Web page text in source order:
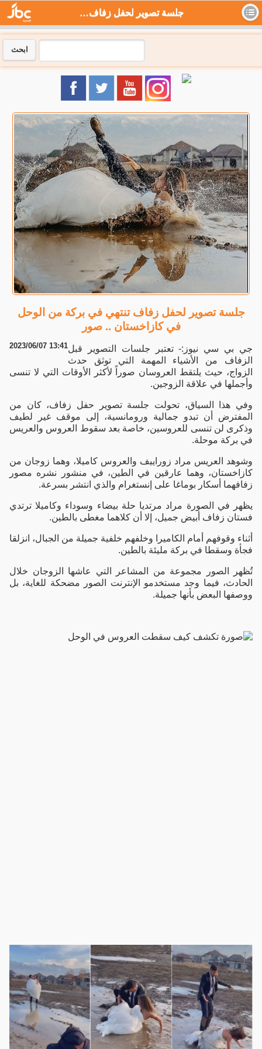
جلسة تصوير لحفل زفاف تنتهي في بركة من الوحل في كازاخستان .. صور - جي بي سي نيوز
ابحث
جلسة تصوير لحفل زفاف تنتهي في بركة من الوحل
في كازاخستان .. صور
2023/06/07 13:41جي بي سي نيوز:- تعتبر جلسات التصوير قبل
الزفاف من الأشياء المهمة التي توثق حدث
الزواج، حيث يلتقط العروسان صوراً لأكثر الأوقات التي لا تنسى
وأجملها في علاقة الزوجين.
وفي هذا السياق، تحولت جلسة تصوير حفل زفاف، كان من
المفترض أن تبدو جمالية ورومانسية، إلى موقف غير لطيف
وذكرى لن تنسى للعروسين، خاصة بعد سقوط العروس والعريس
في بركة موحلة.
وشوهد العريس مراد زوراييف والعروس كاميلا، وهما زوجان من
كازاخستان، وهما عارقين في الطين، في منشور نشره مصور
زفافهما أسكار بوماغا على إنستغرام والذي انتشر بسرعة.
يظهر في الصورة مراد مرتديا حلة بيضاء وسوداء وكاميلا ترتدي
فستان زفاف أبيض جميل، إلا أن كلاهما مغطى بالطين.
أثناء وقوفهم أمام الكاميرا وخلفهم خلفية جميلة من الجبال، انزلقا
فجأة وسقطا في بركة مليئة بالطين.
تُظهر الصور مجموعة من المشاعر التي عاشها الزوجان خلال
الحادث، فيما وجد مستخدمو الإنترنت الصور مضحكة للغاية، بل
ووصفها البعض بأنها جميلة.